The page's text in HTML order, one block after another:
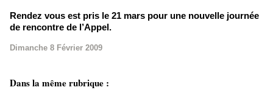
Rendez vous est pris le 21 mars pour une nouvelle journée
de rencontre de l’Appel.
Dimanche 8 Février 2009
Dans la même rubrique :